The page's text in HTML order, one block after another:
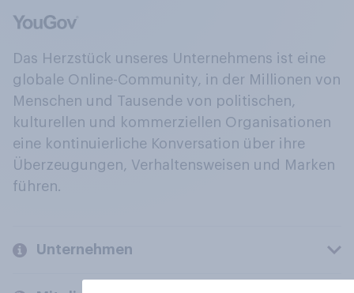
Das Herzstück unseres Unternehmens ist eine
globale Online-Community, in der Millionen von
Menschen und Tausende von politischen,
kulturellen und kommerziellen Organisationen
eine kontinuierliche Konversation über ihre
Überzeugungen, Verhaltensweisen und Marken
führen.
Unternehmen